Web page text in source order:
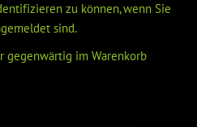
zu können, wenn Sie
sind.
gegenwärtig im Warenkorb